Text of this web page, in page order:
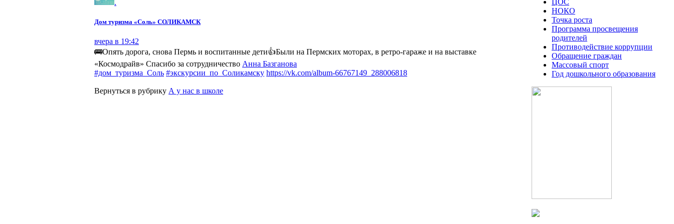
.
Дом туризма «Соль» СОЛИКАМСК
вчера в 19:42
🚌Опять дорога, снова Пермь и воспитанные дети👍Были на Пермских моторах, в ретро-гараже и на выставке
«Космодрайв» Спасибо за сотрудничество Анна Базганова
#дом_туризма_Соль #экскурсии_по_Соликамску https://vk.com/album-66767149_288006818
Вернуться в рубрику А у нас в школе
ЦОС
НОКО
Точка роста
Программа просвещения
родителей
Противодействие коррупции
Обращение граждан
Массовый спорт
Год дошкольного образования